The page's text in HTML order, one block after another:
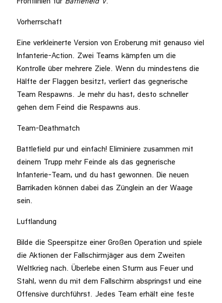
Vorherrschaft
Eine verkleinerte Version von Eroberung mit genauso viel
Infanterie-Action. Zwei Teams kämpfen um die
Kontrolle über mehrere Ziele. Wenn du mindestens die
Hälfte der Flaggen besitzt, verliert das gegnerische
Team Respawns. Je mehr du hast, desto schneller
gehen dem Feind die Respawns aus.
Team-Deathmatch
Battlefield pur und einfach! Eliminiere zusammen mit
deinem Trupp mehr Feinde als das gegnerische
Infanterie-Team, und du hast gewonnen. Die neuen
Barrikaden können dabei das Zünglein an der Waage
sein.
Luftlandung
Bilde die Speerspitze einer Großen Operation und spiele
die Aktionen der Fallschirmjäger aus dem Zweiten
Weltkrieg nach. Überlebe einen Sturm aus Feuer und
Stahl, wenn du mit dem Fallschirm abspringst und eine
Offensive durchführst. Jedes Team erhält eine feste